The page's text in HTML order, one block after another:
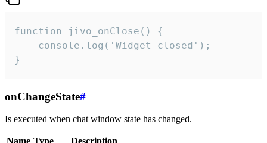
function jivo_onClose() {
    console.log('Widget closed');
}
onChangeState#
Is executed when chat window state has changed.